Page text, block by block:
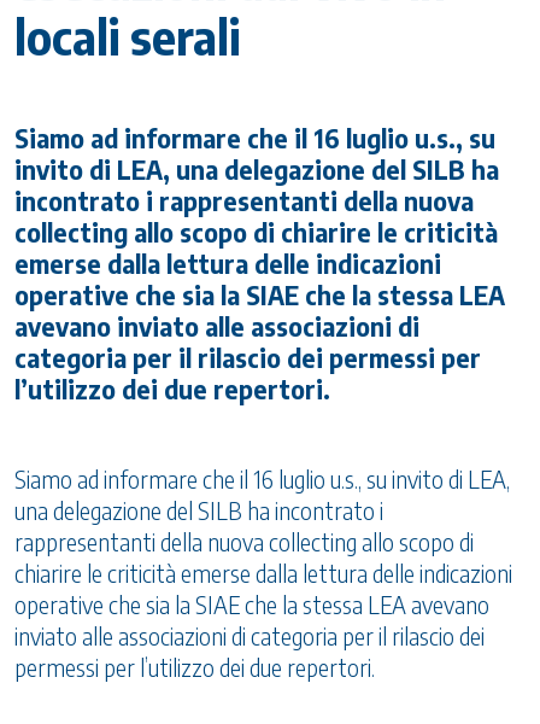
locali serali
Siamo ad informare che il 16 luglio u.s., su
invito di LEA, una delegazione del SILB ha
incontrato i rappresentanti della nuova
collecting allo scopo di chiarire le criticità
emerse dalla lettura delle indicazioni
operative che sia la SIAE che la stessa LEA
avevano inviato alle associazioni di
categoria per il rilascio dei permessi per
l’utilizzo dei due repertori.
Siamo ad informare che il 16 luglio u.s., su invito di LEA,
una delegazione del SILB ha incontrato i
rappresentanti della nuova collecting allo scopo di
chiarire le criticità emerse dalla lettura delle indicazioni
operative che sia la SIAE che la stessa LEA avevano
inviato alle associazioni di categoria per il rilascio dei
permessi per l’utilizzo dei due repertori.